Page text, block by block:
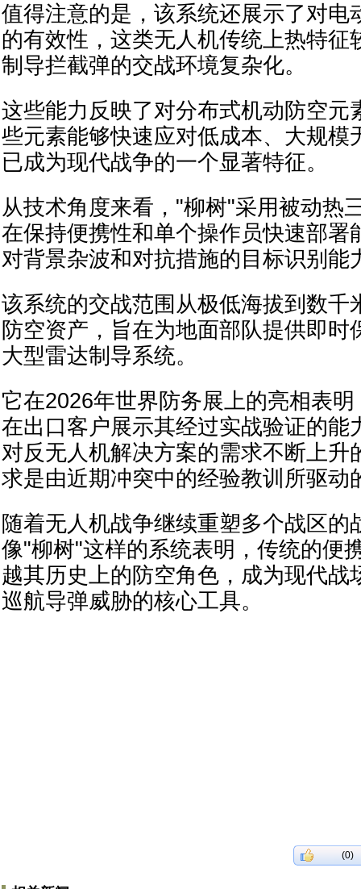
值得注意的是，该系统还展示了对电
的有效性，这类无人机传统上热特征
制导拦截弹的交战环境复杂化。
这些能力反映了对分布式机动防空元
些元素能够快速应对低成本、大规模
已成为现代战争的一个显著特征。
从技术角度来看，"柳树"采用被动热
在保持便携性和单个操作员快速部署
对背景杂波和对抗措施的目标识别能
该系统的交战范围从极低海拔到数千
防空资产，旨在为地面部队提供即时
大型雷达制导系统。
它在2026年世界防务展上的亮相表
在出口客户展示其经过实战验证的能
对反无人机解决方案的需求不断上升
求是由近期冲突中的经验教训所驱动
随着无人机战争继续重塑多个战区的
像"柳树"这样的系统表明，传统的便
越其历史上的防空角色，成为现代战
巡航导弹威胁的核心工具。
(0)